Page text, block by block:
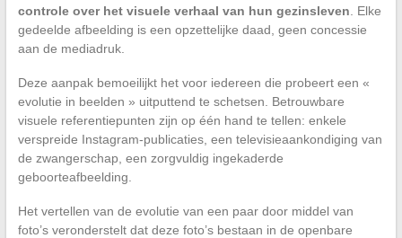
controle over het visuele verhaal van hun gezinsleven . Elke
gedeelde afbeelding is een opzettelijke daad, geen concessie
aan de mediadruk.
Deze aanpak bemoeilijkt het voor iedereen die probeert een «
evolutie in beelden » uitputtend te schetsen. Betrouwbare
visuele referentiepunten zijn op één hand te tellen: enkele
verspreide Instagram-publicaties, een televisieaankondiging van
de zwangerschap, een zorgvuldig ingekaderde
geboorteafbeelding.
Het vertellen van de evolutie van een paar door middel van
foto’s veronderstelt dat deze foto’s bestaan in de openbare